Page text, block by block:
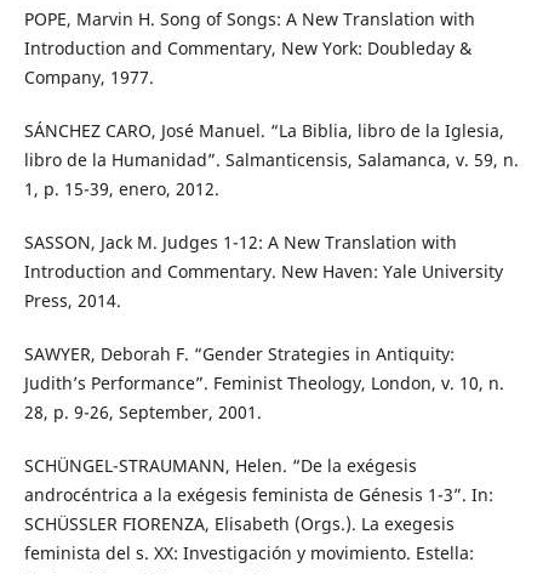
POPE, Marvin H. Song of Songs: A New Translation with
Introduction and Commentary, New York: Doubleday &
Company, 1977.
SÁNCHEZ CARO, José Manuel. “La Biblia, libro de la Iglesia,
libro de la Humanidad”. Salmanticensis, Salamanca, v. 59, n.
1, p. 15-39, enero, 2012.
SASSON, Jack M. Judges 1-12: A New Translation with
Introduction and Commentary. New Haven: Yale University
Press, 2014.
SAWYER, Deborah F. “Gender Strategies in Antiquity:
Judith’s Performance”. Feminist Theology, London, v. 10, n.
28, p. 9-26, September, 2001.
SCHÜNGEL-STRAUMANN, Helen. “De la exégesis
androcéntrica a la exégesis feminista de Génesis 1-3”. In:
SCHÜSSLER FIORENZA, Elisabeth (Orgs.). La exegesis
feminista del s. XX: Investigación y movimiento. Estella: